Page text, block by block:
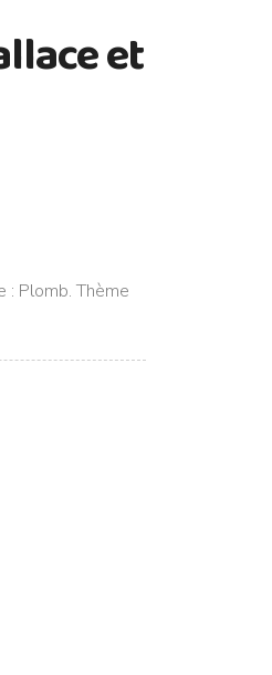
et
: Plomb. Thème